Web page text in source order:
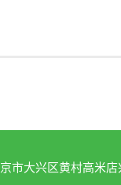
市大兴区黄村高米